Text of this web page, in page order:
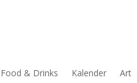
Food & Drinks Kalender Art